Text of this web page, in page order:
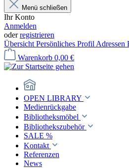
Menü schließen
Ihr Konto
Anmelden
oderregistrieren
Übersicht Persönliches Profil Adressen
Warenkorb 0,00 €
OPEN LIBRARY
Medienrückgabe
Bibliotheksmöbel
Bibliothekszubehör
SALE %
Kontakt
Referenzen
News